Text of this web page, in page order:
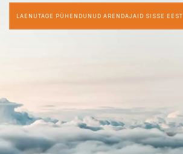
LAENUTAGE PÜHENDUNUD ARENDAJAID SISSE EESTI